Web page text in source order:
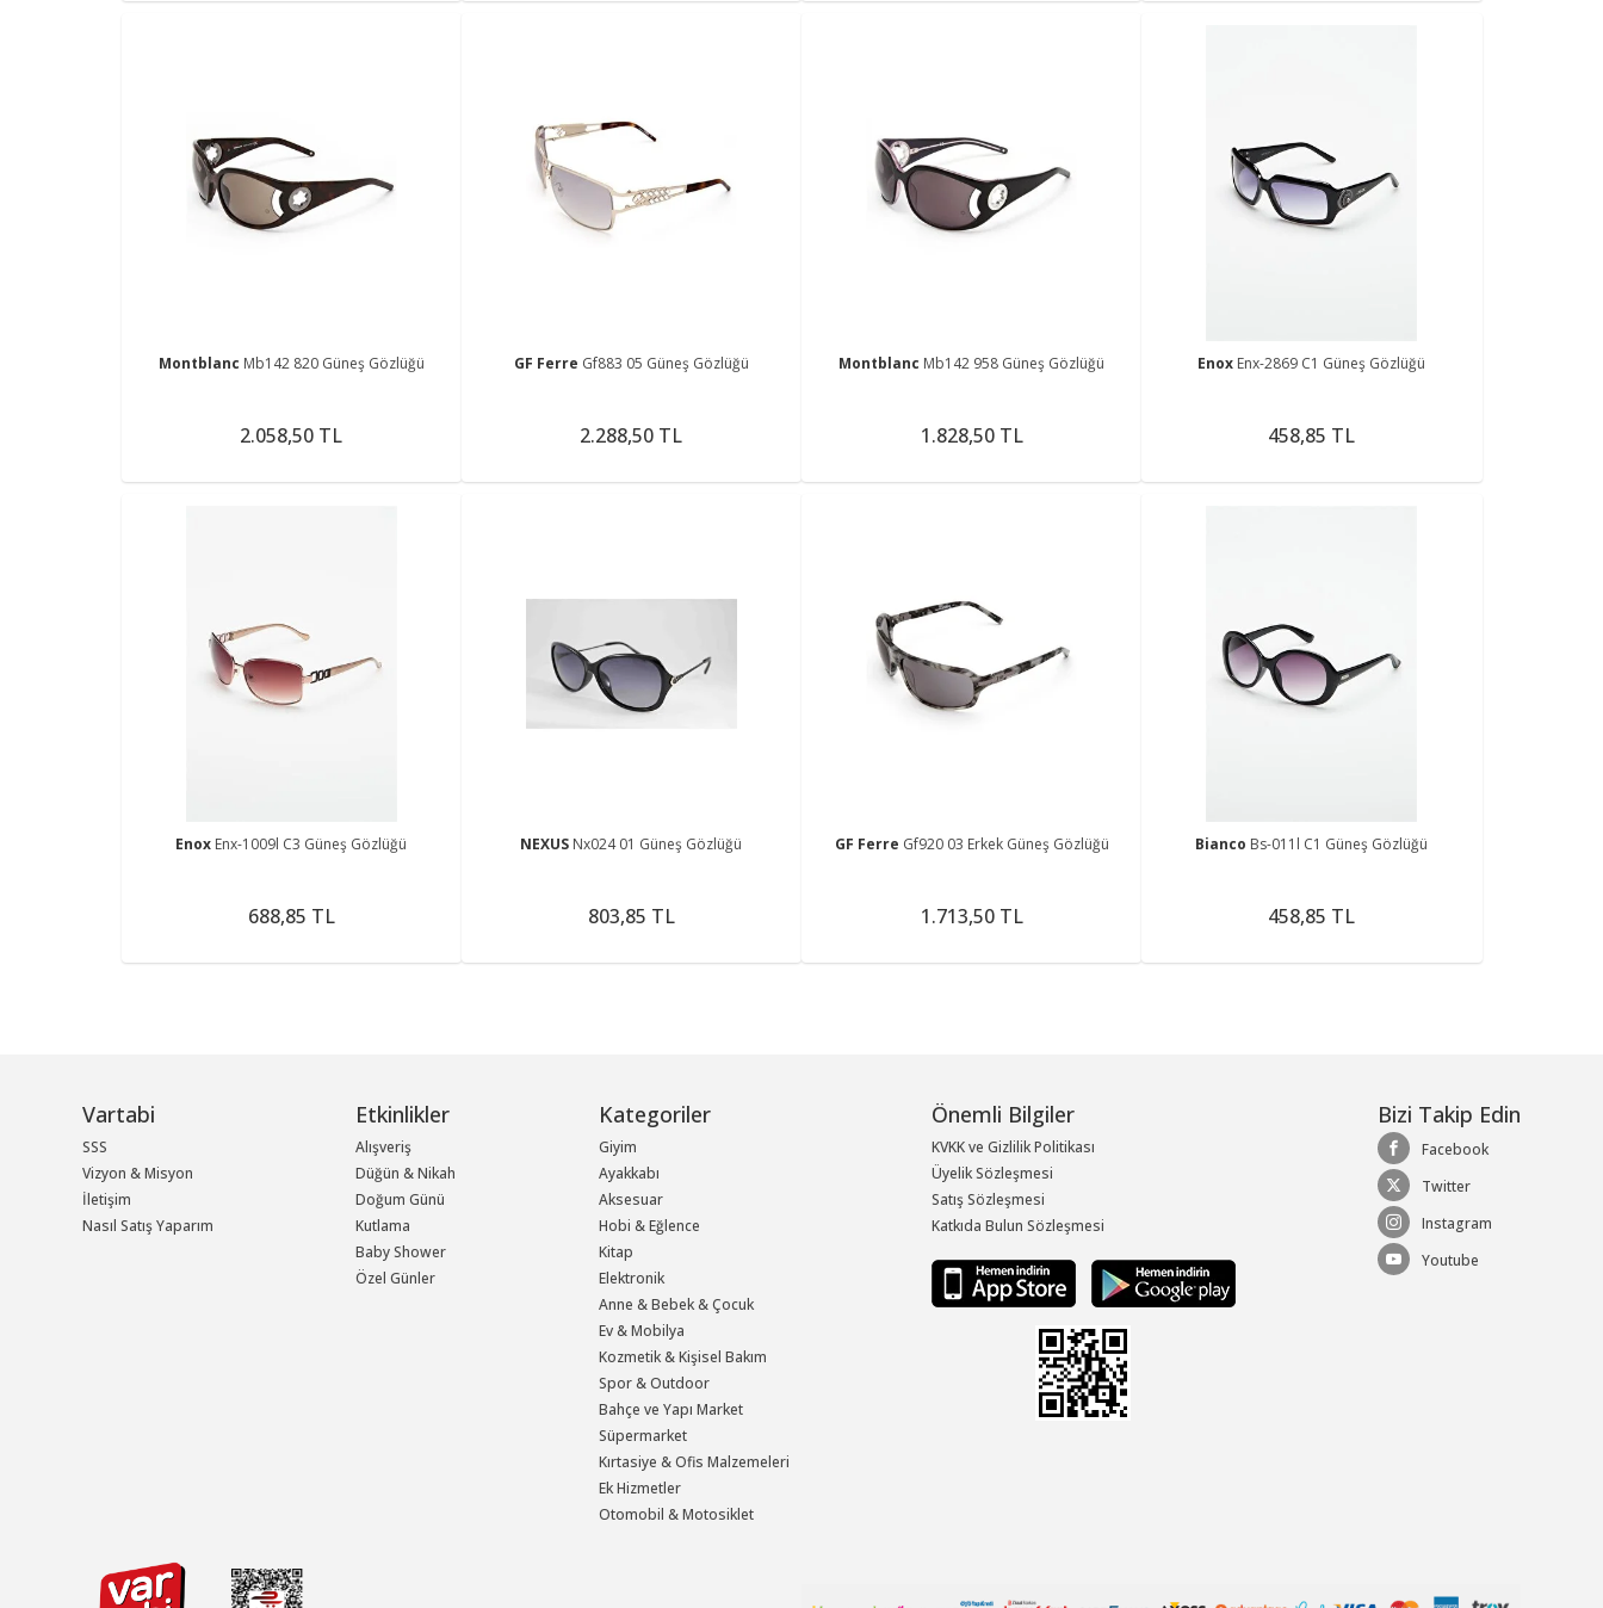
Montblanc Mb142 820 Güneş Gözlüğü
2.058,50 TL
GF Ferre Gf883 05 Güneş Gözlüğü
2.288,50 TL
Montblanc Mb142 958 Güneş Gözlüğü
1.828,50 TL
Enox Enx-2869 C1 Güneş Gözlüğü
458,85 TL
Enox Enx-1009l C3 Güneş Gözlüğü
688,85 TL
NEXUS Nx024 01 Güneş Gözlüğü
803,85 TL
GF Ferre Gf920 03 Erkek Güneş Gözlüğü
1.713,50 TL
Bianco Bs-011l C1 Güneş Gözlüğü
458,85 TL
Vartabi
SSS
Vizyon & Misyon
İletişim
Nasıl Satış Yaparım
Etkinlikler
Alışveriş
Düğün & Nikah
Doğum Günü
Kutlama
Baby Shower
Özel Günler
Kategoriler
Giyim
Ayakkabı
Aksesuar
Hobi & Eğlence
Kitap
Elektronik
Anne & Bebek & Çocuk
Ev & Mobilya
Kozmetik & Kişisel Bakım
Spor & Outdoor
Bahçe ve Yapı Market
Süpermarket
Kırtasiye & Ofis Malzemeleri
Ek Hizmetler
Otomobil & Motosiklet
Önemli Bilgiler
KVKK ve Gizlilik Politikası
Üyelik Sözleşmesi
Satış Sözleşmesi
Katkıda Bulun Sözleşmesi
Bizi Takip Edin
Facebook
Twitter
Instagram
Youtube